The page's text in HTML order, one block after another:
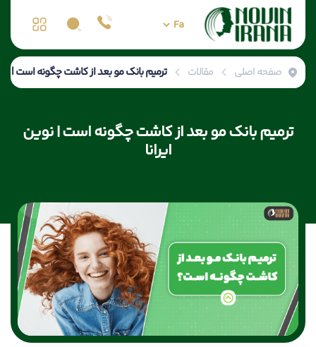
صفحه اصلی مقالات ترمیم بانک مو بعد از کاشت چگونه است |
ترمیم بانک مو بعد از کاشت چگونه است | نوین
ایرانا